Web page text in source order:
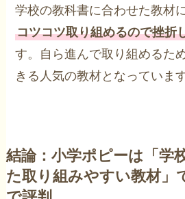
学校の教科書に合わせた教材
コツコツ取り組めるので挫折
す。自ら進んで取り組めるた
きる人気の教材となっています
結論：小学ポピーは「学
た取り組みやすい教材」